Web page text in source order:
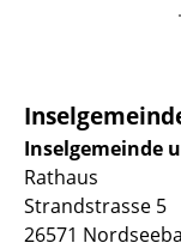
Inselgemeinde
Rathaus
Strandstrasse 5
26571